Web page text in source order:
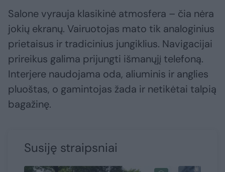
Salone vyrauja klasikinė atmosfera – čia nėra
jokių ekranų. Vairuotojas mato tik analoginius
prietaisus ir tradicinius jungiklius. Navigacijai
prireikus galima prijungti išmanųjį telefoną.
Interjere naudojama oda, aliuminis ir anglies
pluoštas, o gamintojas žada ir netikėtai talpią
bagažinę.
Susiję straipsniai